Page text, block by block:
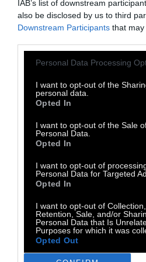
IAB’s list of downstream
also be disclosed by us to third
Downstream Participants that
Personal Data Processing
I want to opt-out of the
personal data.
Opted In
I want to opt-out of the Sale
Personal Data.
Opted In
I want to opt-out of
Personal Data for Targeted
Opted In
I want to opt-out of Collection,
Retention, Sale, and/or
Personal Data that Is
Purposes for which it was
Opted Out
Φωτογράφισα το δικό
παραλία στην Νότια
κοντά στον τόπο όπου ο
τον βασιλιά Νέστορα.
κρινάκι είναι το
άσπρα σαν το γάλα» που